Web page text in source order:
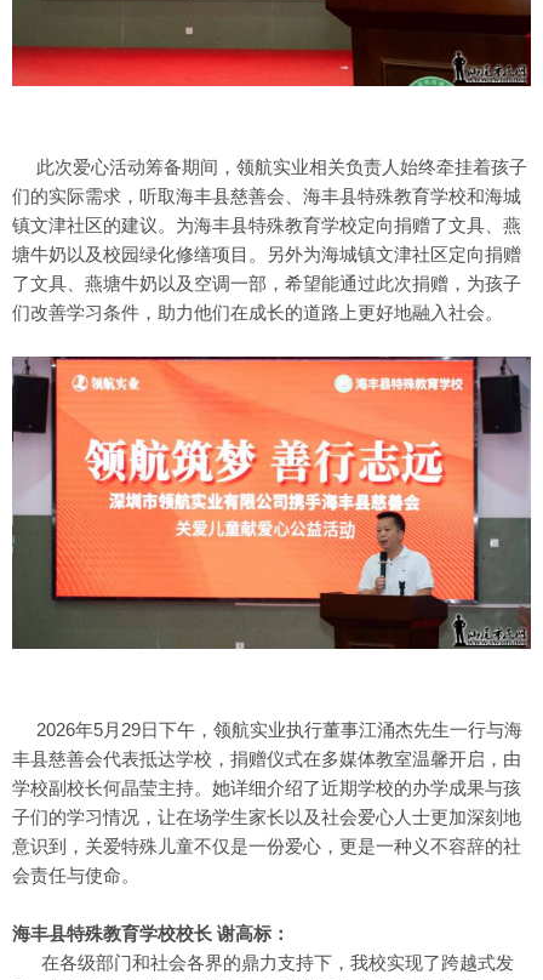
此次爱心活动筹备期间，领航实业相关负责人始终牵挂着孩子
们的实际需求，听取海丰县慈善会、海丰县特殊教育学校和海城
镇文津社区的建议。为海丰县特殊教育学校定向捐赠了文具、燕
塘牛奶以及校园绿化修缮项目。另外为海城镇文津社区定向捐赠
了文具、燕塘牛奶以及空调一部，希望能通过此次捐赠，为孩子
们改善学习条件，助力他们在成长的道路上更好地融入社会。
2026年5月29日下午，领航实业执行董事江涌杰先生一行与海
丰县慈善会代表抵达学校，捐赠仪式在多媒体教室温馨开启，由
学校副校长何晶莹主持。她详细介绍了近期学校的办学成果与孩
子们的学习情况，让在场学生家长以及社会爱心人士更加深刻地
意识到，关爱特殊儿童不仅是一份爱心，更是一种义不容辞的社
会责任与使命。
海丰县特殊教育学校校长 谢高标：
在各级部门和社会各界的鼎力支持下，我校实现了跨越式发